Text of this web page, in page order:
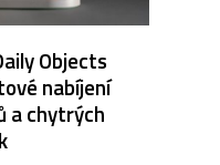
Objects
nabíjení
a chytrých